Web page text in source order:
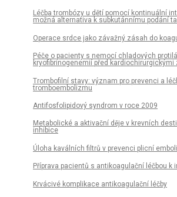
Léčba trombózy u dětí pomocí kontinuální
možná alternativa k subkutánnímu podání
Operace srdce jako závažný zásah do
Péče o pacienty s nemocí chladových
kryofibrinogenemií před kardiochirurgickými
Trombofilní stavy: význam pro prevenci a
tromboembolizmu
Antifosfolipidový syndrom v roce 2009
Metabolické a aktivační děje v krevních
inhibice
Úloha kaválních filtrů v prevenci plicní
Příprava pacientů s antikoagulační léčbou k
Krvácivé komplikace antikoagulační léčby